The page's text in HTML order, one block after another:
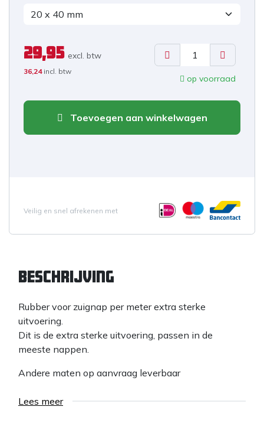
29,95 excl. btw
36,24 incl. btw
op voorraad
Toevoegen aan winkelwagen
Veilig en snel afrekenen met
Beschrijving
Rubber voor zuignap per meter extra sterke
uitvoering.
Dit is de extra sterke uitvoering, passen in de
meeste nappen.
Andere maten op aanvraag leverbaar
Lees meer